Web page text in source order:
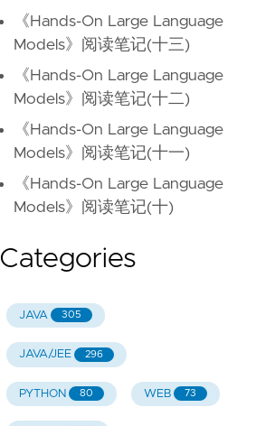
《Hands-On Large Language
Models》阅读笔记(十三)
《Hands-On Large Language
Models》阅读笔记(十二)
《Hands-On Large Language
Models》阅读笔记(十一)
《Hands-On Large Language
Models》阅读笔记(十)
Categories
JAVA 305
JAVA/JEE 296
PYTHON 80 WEB 73